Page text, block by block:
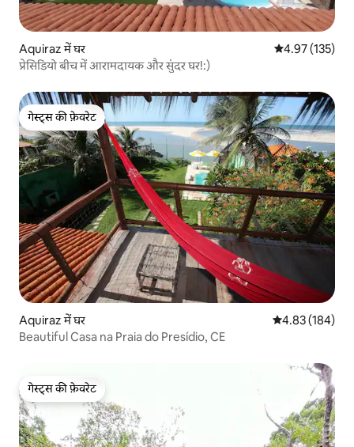
Aquiraz में घर औसत रेटिंग 5 में से
4.97 (135)
प्रेसिडियो बीच में आरामदायक और सुंदर घर!:)
गेस्ट्स की फ़ेवरेट
गेस्ट्स की फ़ेवरेट
Aquiraz में घर औसत रेटिंग 5 में से
4.83 (184)
Beautiful Casa na Praia do Presídio, CE
गेस्ट्स की फ़ेवरेट
गेस्ट्स की फ़ेवरेट